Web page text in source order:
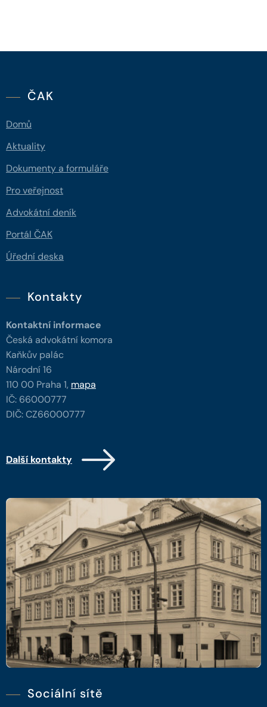
ČAK
Domů
Aktuality
Dokumenty a formuláře
Pro veřejnost
Advokátní deník
Portál ČAK
Úřední deska
Kontakty
Kontaktní informace
Česká advokátní komora
Kaňkův palác
Národní 16
110 00 Praha 1, mapa
IČ: 66000777
DIČ: CZ66000777
Další kontakty
Sociální sítě